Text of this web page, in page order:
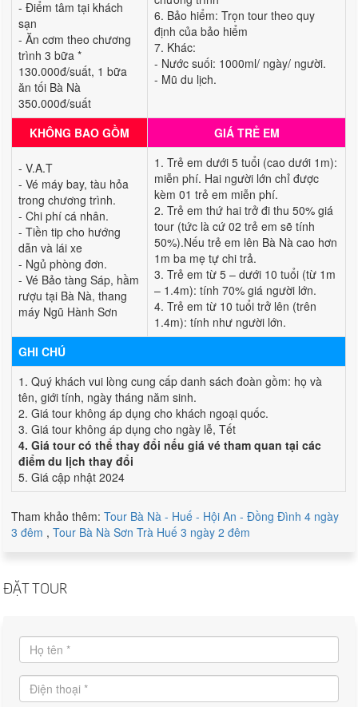
- Điểm tâm tại khách
sạn
- Ăn cơm theo chương
trình 3 bữa *
130.000đ/suất, 1 bữa
ăn tối Bà Nà
350.000đ/suất
6. Bảo hiểm: Trọn tour theo quy
định của bảo hiểm
7. Khác:
- Nước suối: 1000ml/ ngày/ người.
- Mũ du lịch.
KHÔNG BAO GỒM GIÁ TRẺ EM
- V.A.T
- Vé máy bay, tàu hỏa
trong chương trình.
- Chi phí cá nhân.
- Tiền tip cho hướng
dẫn và lái xe
- Ngủ phòng đơn.
- Vé Bảo tàng Sáp, hầm
rượu tại Bà Nà, thang
máy Ngũ Hành Sơn
1. Trẻ em dưới 5 tuổi (cao dưới 1m):
miễn phí. Hai người lớn chỉ được
kèm 01 trẻ em miễn phí.
2. Trẻ em thứ hai trở đi thu 50% giá
tour (tức là cứ 02 trẻ em sẽ tính
50%).Nếu trẻ em lên Bà Nà cao hơn
1m ba mẹ tự chi trả.
3. Trẻ em từ 5 – dưới 10 tuổi (từ 1m
– 1.4m): tính 70% giá người lớn.
4. Trẻ em từ 10 tuổi trở lên (trên
1.4m): tính như người lớn.
GHI CHÚ
1. Quý khách vui lòng cung cấp danh sách đoàn gồm: họ và
tên, giới tính, ngày tháng năm sinh.
2. Giá tour không áp dụng cho khách ngoại quốc.
3. Giá tour không áp dụng cho ngày lễ, Tết
4. Giá tour có thể thay đổi nếu giá vé tham quan tại các
điểm du lịch thay đổi
5. Giá cập nhật 2024
Tham khảo thêm:Tour Bà Nà - Huế - Hội An - Đồng Đình 4 ngày
3 đêm ,Tour Bà Nà Sơn Trà Huế 3 ngày 2 đêm
ĐẶT TOUR